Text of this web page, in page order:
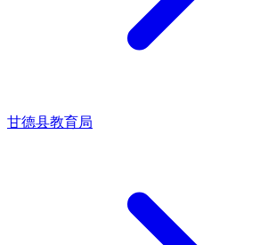
甘德县教育局